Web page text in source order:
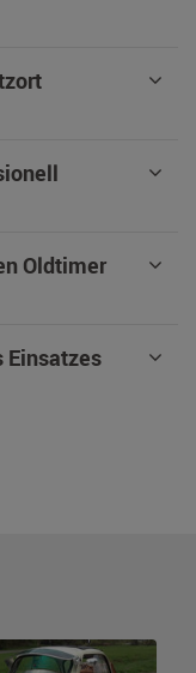
Oldtimer
Einsatzes